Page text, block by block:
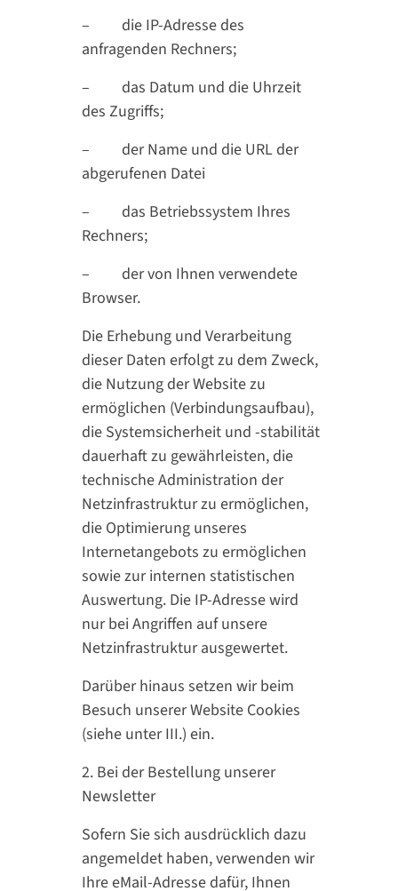
– die IP-Adresse des
anfragenden Rechners;
– das Datum und die Uhrzeit
des Zugriffs;
– der Name und die URL der
abgerufenen Datei
– das Betriebssystem Ihres
Rechners;
– der von Ihnen verwendete
Browser.
Die Erhebung und Verarbeitung
dieser Daten erfolgt zu dem Zweck,
die Nutzung der Website zu
ermöglichen (Verbindungsaufbau),
die Systemsicherheit und -stabilität
dauerhaft zu gewährleisten, die
technische Administration der
Netzinfrastruktur zu ermöglichen,
die Optimierung unseres
Internetangebots zu ermöglichen
sowie zur internen statistischen
Auswertung. Die IP-Adresse wird
nur bei Angriffen auf unsere
Netzinfrastruktur ausgewertet.
Darüber hinaus setzen wir beim
Besuch unserer Website Cookies
(siehe unter III.) ein.
2. Bei der Bestellung unserer
Newsletter
Sofern Sie sich ausdrücklich dazu
angemeldet haben, verwenden wir
Ihre eMail-Adresse dafür, Ihnen